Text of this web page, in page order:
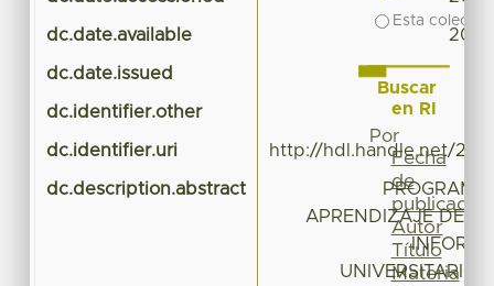
dc.date.available
dc.date.issued
dc.identifier.other
dc.identifier.uri http://hdl.handle.net/
dc.description.abstract
APRENDIZAJE DE
UNIVERSITARIO
Esta
Buscar
en RI
Por
Fecha
de
publicación
Autor
Título
Materia